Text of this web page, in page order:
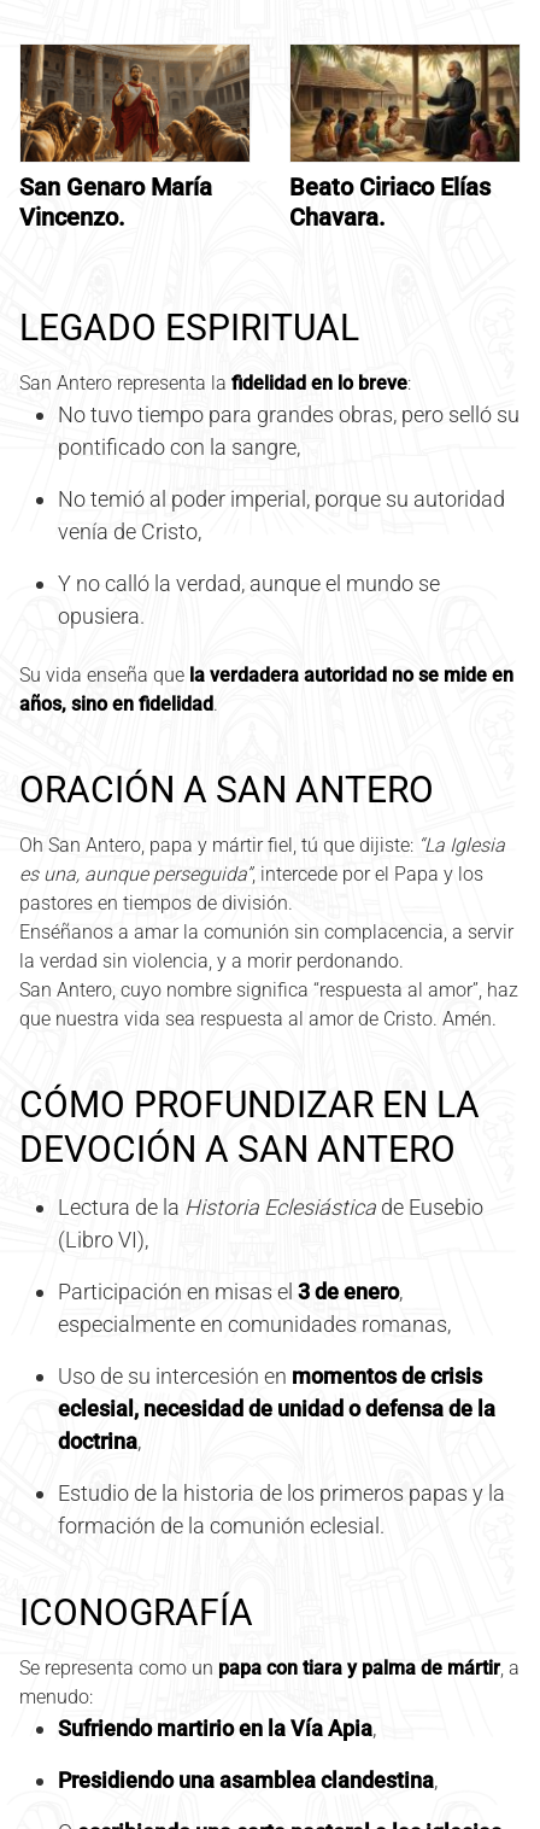
San Genaro María
Vincenzo.
Beato Ciriaco Elías
Chavara.
LEGADO ESPIRITUAL
San Antero representa la fidelidad en lo breve:
No tuvo tiempo para grandes obras, pero selló su
pontificado con la sangre,
No temió al poder imperial, porque su autoridad
venía de Cristo,
Y no calló la verdad, aunque el mundo se
opusiera.
Su vida enseña que la verdadera autoridad no se mide en
años, sino en fidelidad.
ORACIÓN A SAN ANTERO
Oh San Antero, papa y mártir fiel, tú que dijiste: “La Iglesia
es una, aunque perseguida”, intercede por el Papa y los
pastores en tiempos de división.
Enséñanos a amar la comunión sin complacencia, a servir
la verdad sin violencia, y a morir perdonando.
San Antero, cuyo nombre significa “respuesta al amor”, haz
que nuestra vida sea respuesta al amor de Cristo. Amén.
CÓMO PROFUNDIZAR EN LA
DEVOCIÓN A SAN ANTERO
Lectura de la Historia Eclesiástica de Eusebio
(Libro VI),
Participación en misas el 3 de enero,
especialmente en comunidades romanas,
Uso de su intercesión en momentos de crisis
eclesial, necesidad de unidad o defensa de la
doctrina,
Estudio de la historia de los primeros papas y la
formación de la comunión eclesial.
ICONOGRAFÍA
Se representa como un papa con tiara y palma de mártir, a
menudo:
Sufriendo martirio en la Vía Apia,
Presidiendo una asamblea clandestina,